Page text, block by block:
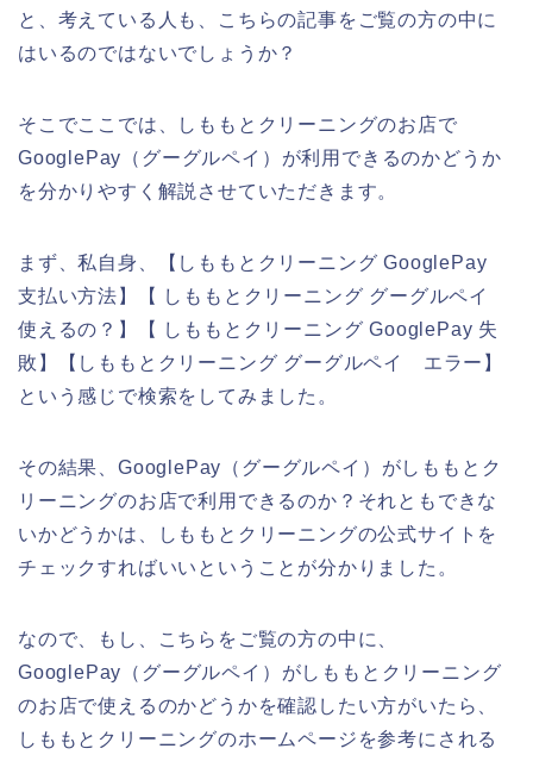
と、考えている人も、こちらの記事をご覧の方の中に
はいるのではないでしょうか？
そこでここでは、しももとクリーニングのお店で
GooglePay（グーグルペイ）が利用できるのかどうか
を分かりやすく解説させていただきます。
まず、私自身、【しももとクリーニング GooglePay
支払い方法】【 しももとクリーニング グーグルペイ
使えるの？】【 しももとクリーニング GooglePay 失
敗】【しももとクリーニング グーグルペイ エラー】
という感じで検索をしてみました。
その結果、GooglePay（グーグルペイ）がしももとク
リーニングのお店で利用できるのか？それともできな
いかどうかは、しももとクリーニングの公式サイトを
チェックすればいいということが分かりました。
なので、もし、こちらをご覧の方の中に、
GooglePay（グーグルペイ）がしももとクリーニング
のお店で使えるのかどうかを確認したい方がいたら、
しももとクリーニングのホームページを参考にされる